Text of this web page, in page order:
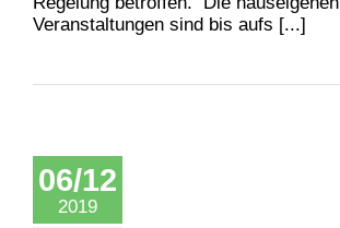
Veranstaltungen sind bis aufs [...]
06/12
2019